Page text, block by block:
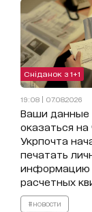
Сніданок з 1+1
19:08 | 07.08.2026
Ваши данные
оказаться на
Укрпочта
печатать
информацию
расчетных
#новости